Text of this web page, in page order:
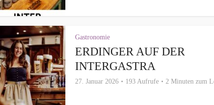
Gastronomie
ERDINGER AUF DER
INTERGASTRA
27. Januar 2026 193 Aufrufe 2 Minuten zum